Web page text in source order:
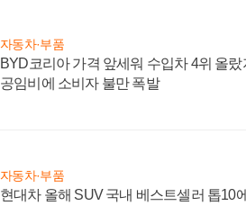
자동차·부품
BYD코리아 가격 앞세워 수입차 4위 올
공임비에 소비자 불만 폭발
자동차·부품
현대차 올해 SUV 국내 베스트셀러 톱10